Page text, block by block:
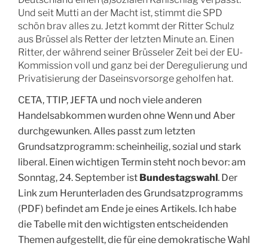
Und seit Mutti an der Macht ist, stimmt die SPD
schön brav alles zu. Jetzt kommt der Ritter Schulz
aus Brüssel als Retter der letzten Minute an. Einen
Ritter, der während seiner Brüsseler Zeit bei der EU-
Kommission voll und ganz bei der Deregulierung und
Privatisierung der Daseinsvorsorge geholfen hat.
CETA, TTIP, JEFTA und noch viele anderen
Handelsabkommen wurden ohne Wenn und Aber
durchgewunken. Alles passt zum letzten
Grundsatzprogramm: scheinheilig, sozial und stark
liberal. Einen wichtigen Termin steht noch bevor: am
Sonntag, 24. September ist Bundestagswahl. Der
Link zum Herunterladen des Grundsatzprogramms
(PDF) befindet am Ende je eines Artikels. Ich habe
die Tabelle mit den wichtigsten entscheidenden
Themen aufgestellt, die für eine demokratische Wahl